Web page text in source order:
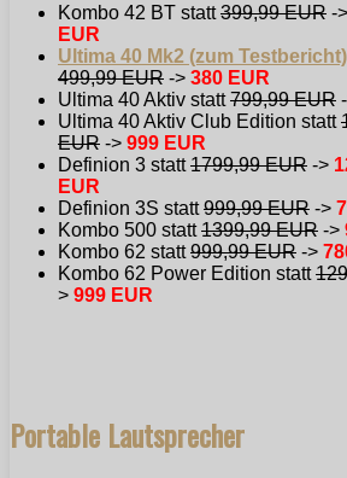
Kombo 42 BT statt399,99 EUR ->
EUR
Ultima 40 Mk2 (zum Testbericht)
499,99 EUR -> 380 EUR
Ultima 40 Aktiv statt799,99 EUR
Ultima 40 Aktiv Club Edition statt
EUR -> 999 EUR
Definion 3 statt1799,99 EUR ->
EUR
Definion 3S statt999,99 EUR ->
Kombo 500 statt1399,99 EUR ->
Kombo 62 statt999,99 EUR ->
Kombo 62 Power Edition statt
> 999 EUR
Portable Lautsprecher